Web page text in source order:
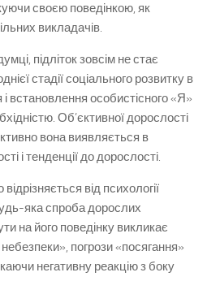
своєю поведінкою, як
викладачів.
підліток зовсім не стає
стадії соціального розвитку в
встановлення особистісного «Я»
Об’єктивної дорослості
вона виявляється в
і тенденції до дорослості.
від психології
яка спроба дорослих
на його поведінку викликає
погрози «посягання»
негативну реакцію з боку